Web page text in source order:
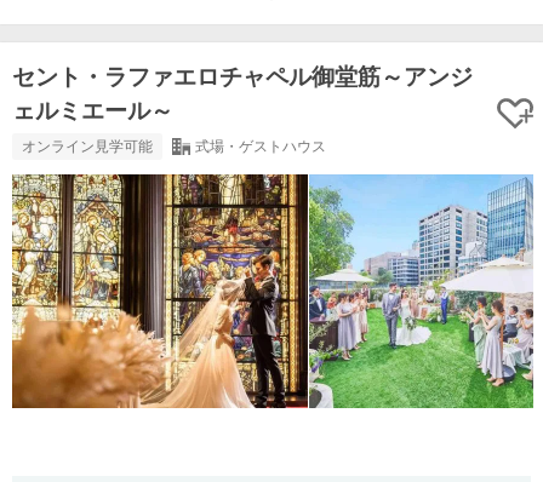
セント・ラファエロチャペル御堂筋～アンジ
ェルミエール～
オンライン見学可能 式場・ゲストハウス